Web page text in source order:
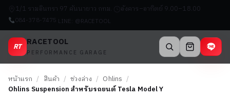
1/1 รามอินทรา 97 คันนายาว กทม. อังคาร–อาทิตย์ 9.00–18.00
084-378-7475 LINE: @RACETOOL
RT RACETOOL
PERFORMANCE GARAGE
หน้าแรก / สินค้า / ช่วงล่าง / Ohlins /
Ohlins Suspension สำหรับรถยนต์ Tesla Model Y